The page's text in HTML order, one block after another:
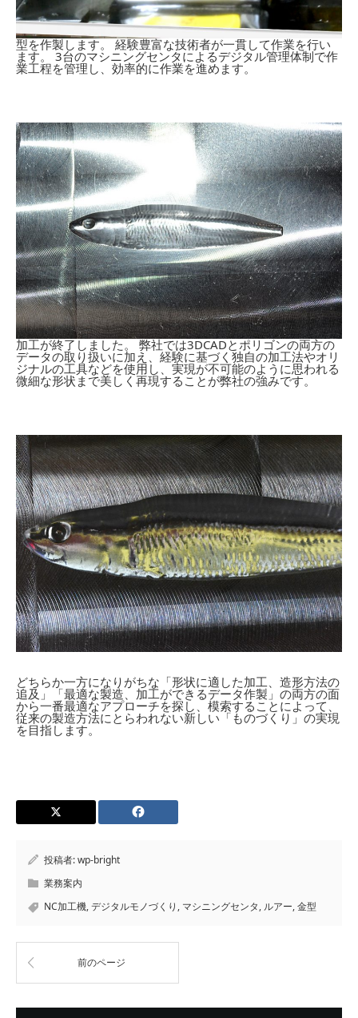
型を作製します。 経験豊富な技術者が一貫して作業を行い
ます。 3台のマシニングセンタによるデジタル管理体制で作
業工程を管理し、効率的に作業を進めます。
加工が終了しました。 弊社では3DCADとポリゴンの両方の
データの取り扱いに加え、経験に基づく独自の加工法やオリ
ジナルの工具などを使用し、実現が不可能のように思われる
微細な形状まで美しく再現することが弊社の強みです。
どちらか一方になりがちな「形状に適した加工、造形方法の
追及」「最適な製造、加工ができるデータ作製」の両方の面
から一番最適なアプローチを探し、模索することによって、
従来の製造方法にとらわれない新しい「ものづくり」の実現
を目指します。
投稿者:wp-bright
業務案内
NC加工機,デジタルモノづくり , マシニングセンタ, ルアー,金型
前のページ